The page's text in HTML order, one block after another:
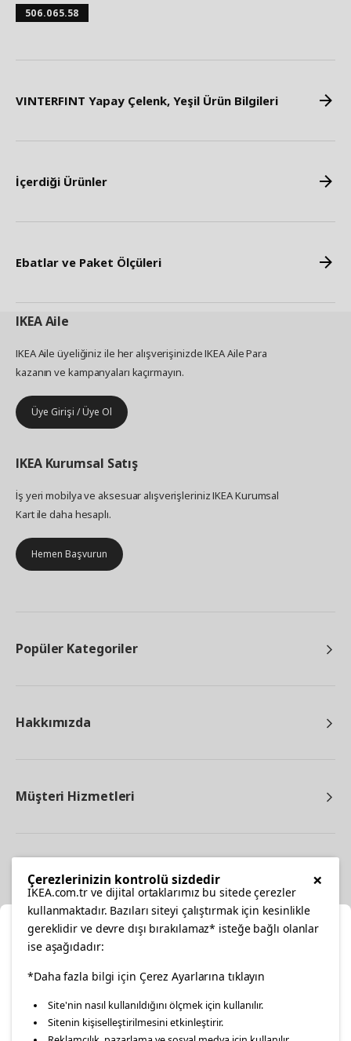
506.065.58
VINTERFINT Yapay Çelenk, Yeşil Ürün Bilgileri
İçerdiği Ürünler
Ebatlar ve Paket Ölçüleri
IKEAAile
IKEA Aile üyeliğiniz ile her alışverişinizde IKEA Aile Para
kazanın ve kampanyaları kaçırmayın.
Üye Girişi / Üye Ol
IKEA Kurumsal Satış
İş yeri mobilya ve aksesuar alışverişleriniz IKEA Kurumsal
Kart ile daha hesaplı.
Hemen Başvurun
Popüler Kategoriler
Hakkımızda
Müşteri Hizmetleri
facebooktwitterinstagrampinterestyoutube
linkedin
Konumunuzu Seçin
İnternetten vereceğiniz siparişlerinizde size özel hizmet ve
içerikleri görebilmek için lütfen konumuzu seçin.
×
Çerezlerinizin kontrolü sizdedir
IKEA.com.tr ve dijital ortaklarımız bu sitede çerezler
kullanmaktadır. Bazıları siteyi çalıştırmak için kesinlikle
gereklidir ve devre dışı bırakılamaz* isteğe bağlı olanlar
ise aşağıdadır:
*Daha fazla bilgi için Çerez Ayarlarına tıklayın
Site'nin nasıl kullanıldığını ölçmek için kullanılır.
Sitenin kişiselleştirilmesini etkinleştirir.